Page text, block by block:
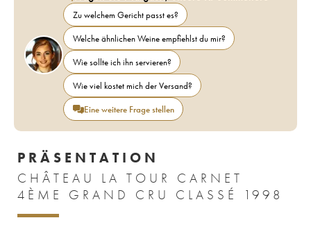
Zu welchem Gericht passt es?
Welche ähnlichen Weine empfiehlst du mir?
Wie sollte ich ihn servieren?
Wie viel kostet mich der Versand?
Eine weitere Frage stellen
PRÄSENTATION
CHÂTEAU LA TOUR CARNET
4ÈME GRAND CRU CLASSÉ 1998